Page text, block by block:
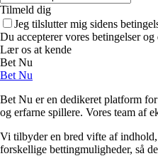
Tilmeld dig
Jeg tilslutter mig sidens
Du accepterer vores betingelser
Lær os at kende
Bet Nu
Bet Nu
Bet Nu er en dedikeret platform
og erfarne spillere. Vores team af
Vi tilbyder en bred vifte af indhold,
forskellige bettingmuligheder, så